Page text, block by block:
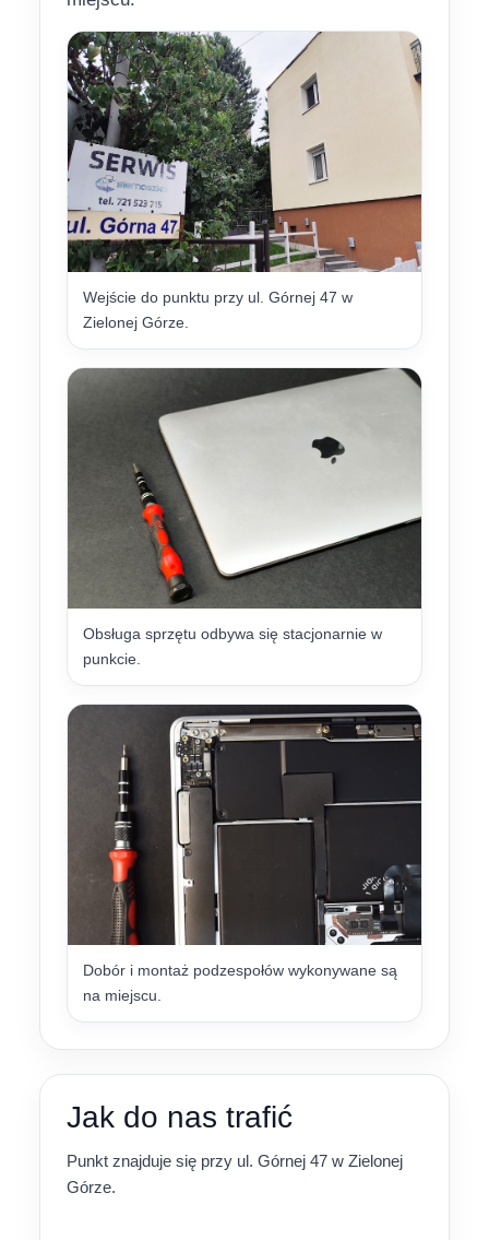
Wejście do punktu przy ul. Górnej 47 w
Zielonej Górze.
Obsługa sprzętu odbywa się stacjonarnie w
punkcie.
Dobór i montaż podzespołów wykonywane są
na miejscu.
Jak do nas trafić
Punkt znajduje się przy ul. Górnej 47 w Zielonej
Górze.